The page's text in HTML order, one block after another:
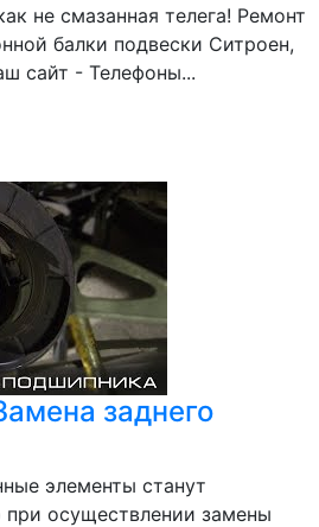
не смазанная телега! Ремонт
балки подвески Ситроен,
сайт - Телефоны...
заднего
элементы станут
осуществлении замены